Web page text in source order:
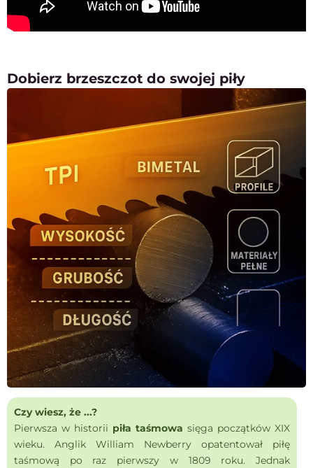
Dobierz brzeszczot do swojej piły
Czy wiesz, że ...?
Pierwsza w historii piła taśmowa sięga początków XIX
wieku. Anglik William Newberry opatentował piłę
taśmową po raz pierwszy w 1809 roku. Jednak